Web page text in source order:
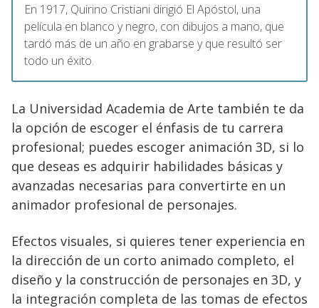
En 1917, Quirino Cristiani dirigió El Apóstol, una
película en blanco y negro, con dibujos a mano, que
tardó más de un año en grabarse y que resultó ser
todo un éxito.
La Universidad Academia de Arte también te da
la opción de escoger el énfasis de tu carrera
profesional; puedes escoger animación 3D, si lo
que deseas es adquirir habilidades básicas y
avanzadas necesarias para convertirte en un
animador profesional de personajes.
Efectos visuales, si quieres tener experiencia en
la dirección de un corto animado completo, el
diseño y la construcción de personajes en 3D, y
la integración completa de las tomas de efectos